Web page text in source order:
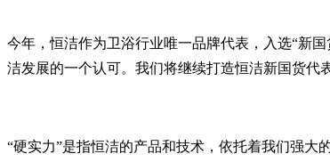
今年，恒洁作为卫浴行业唯一品牌代表，入选“新
洁发展的一个认可。我们将继续打造恒洁新国货代
“硬实力”是指恒洁的产品和技术，依托着我们强